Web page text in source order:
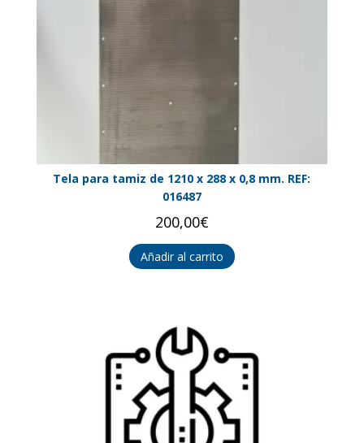
Tela para tamiz de 1210 x 288 x 0,8 mm. REF:
016487
200,00€
Añadir al carrito